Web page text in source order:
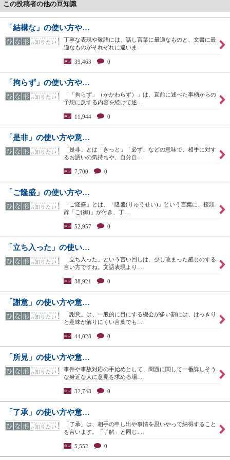
この投稿者の他の豆知識
「結構な」の使い方や…
丁寧な表現や敬語には、話し言葉に最適なものと、文書に最
適なものがそれぞれに違いま…
39,463 0
「拘らず」の使い方や…
「「拘らず」（かかわらず）」は、直前に述べた事柄からの
予想に反する内容を続けて述…
11,944 0
「是非」の使い方や意…
「是非」とは「きっと」「必ず」などの意味で、相手に対す
るお誘いの気持ちや、自分自…
7,700 0
「ご隆盛」の使い方や…
「ご隆盛」とは、「隆盛(りゅうせい)」という言葉に、接頭
辞「ご(御)」が付き、丁…
52,957 0
「立ち入った」の使い…
「立ち入った」という言い回しは、少し改まった感じのする
言い方ですね。文語表現より…
38,921 0
「謝意」の使い方や意…
「謝意」は、一般的に目にする機会が多い割には、はっきり
と意味が解りにくい言葉でも…
44,028 0
「所見」の使い方や意…
事件や事故対応の手始めとして、問題に関して一番詳しそう
な身近な人に意見を求める場…
32,748 0
「了承」の使い方や意…
「了承」は、相手の申し出や事情を思いやって納得すること
を言います。「了解」と同じ…
5,552 0